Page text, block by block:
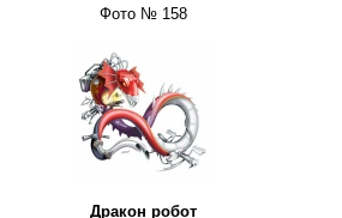
Фото № 158
Дракон робот